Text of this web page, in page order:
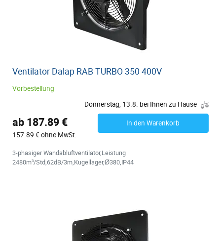
Ventilator Dalap RAB TURBO 350 400V
Vorbestellung
Donnerstag, 13.8. bei Ihnen zu Hause
ab 187.89 €
157.89 € ohne MwSt.
In den Warenkorb
3-phasiger Wandabluftventilator,Leistung
2480m³/Std,62dB/3m,Kugellager,Ø380,IP44